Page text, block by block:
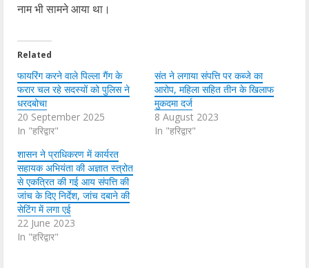
नाम भी सामने आया था।
Related
फायरिंग करने वाले पिल्ला गैंग के
फरार चल रहे सदस्यों को पुलिस ने
धरदबोचा
20 September 2025
In "हरिद्वार"
संत ने लगाया संपत्ति पर कब्जे का
आरोप, महिला सहित तीन के खिलाफ
मुकदमा दर्ज
8 August 2023
In "हरिद्वार"
शासन ने प्राधिकरण में कार्यरत
सहायक अभियंता की अज्ञात स्त्रोत
से एकत्रित की गई आय संपत्ति की
जांच के दिए निर्देश, जांच दबाने की
सेटिंग में लगा एई
22 June 2023
In "हरिद्वार"